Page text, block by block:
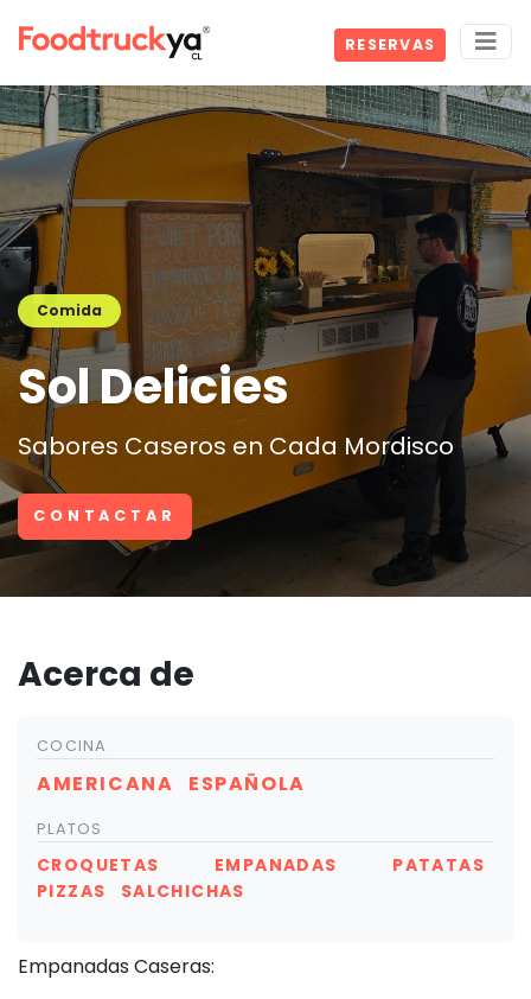
RESERVAS
Comida
Sol Delicies
Sabores Caseros en Cada Mordisco
CONTACTAR
Acerca de
COCINA
AMERICANA ESPAÑOLA
PLATOS
CROQUETAS EMPANADAS
PATATAS
PIZZAS
SALCHICHAS
Empanadas Caseras: